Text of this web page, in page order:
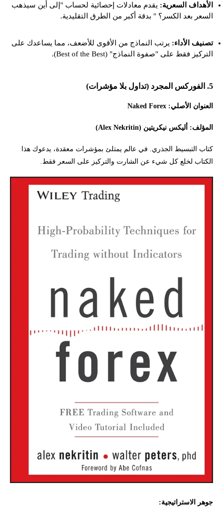
الأهداف السعرية: يقدم معادلات إحصائية لحساب "إلى أين سيذهب
السعر بعد الكسر؟ " بدقة أكبر من الطرق التقليدية.
تصنيف الأداء: يرتب النماذج من الأقوى للأضعف، مما يساعدك على
التركيز فقط على "صفوة النماذج" (Best of the Best).
5. الفوركس المجرد (تداول بلا مؤشرات)
العنوان الأصلي: Naked Forex
المؤلف: أليكس نيكريتين (Alex Nekritin)
كتاب التبسيط الجذري. في عالم يمتلئ بمؤشرات معقدة، يدعوك هذا
الكتاب لخلع كل شيء عن الشارت والتركيز على السعر فقط.
جوهر الاستراتيجية: